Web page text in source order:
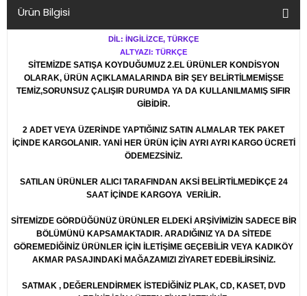
Ürün Bilgisi
DİL: İNGİLİZCE, TÜRKÇE
ALTYAZI: TÜRKÇE
SİTEMİZDE SATIŞA KOYDUĞUMUZ 2.EL ÜRÜNLER KONDİSYON
OLARAK, ÜRÜN AÇIKLAMALARINDA BİR ŞEY BELİRTİLMEMİŞSE
TEMİZ,SORUNSUZ ÇALIŞIR DURUMDA YA DA KULLANILMAMIŞ SIFIR
GİBİDİR.
2 ADET VEYA ÜZERİNDE YAPTIĞINIZ SATIN ALMALAR TEK PAKET
İÇİNDE KARGOLANIR. YANİ HER ÜRÜN İÇİN AYRI AYRI KARGO ÜCRETİ
ÖDEMEZSİNİZ.
SATILAN ÜRÜNLER ALICI TARAFINDAN AKSİ BELİRTİLMEDİKÇE 24
SAAT İÇİNDE KARGOYA VERİLİR.
SİTEMİZDE GÖRDÜĞÜNÜZ ÜRÜNLER ELDEKİ ARŞİVİMİZİN SADECE BİR
BÖLÜMÜNÜ KAPSAMAKTADIR. ARADIĞINIZ YA DA SİTEDE
GÖREMEDİĞİNİZ ÜRÜNLER İÇİN İLETİŞİME GEÇEBİLİR VEYA KADIKÖY
AKMAR PASAJINDAKİ MAĞAZAMIZI ZİYARET EDEBİLİRSİNİZ.
SATMAK , DEĞERLENDİRMEK İSTEDİĞİNİZ PLAK, CD, KASET, DVD